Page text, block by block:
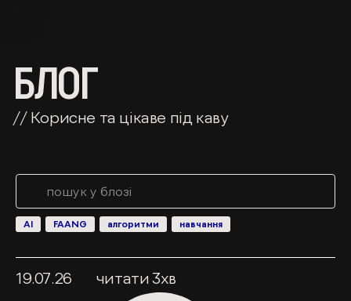
БЛОГ
// Корисне та цікаве під каву
AI FAANG алгоритми навчання
19.07.26 читати 3хв